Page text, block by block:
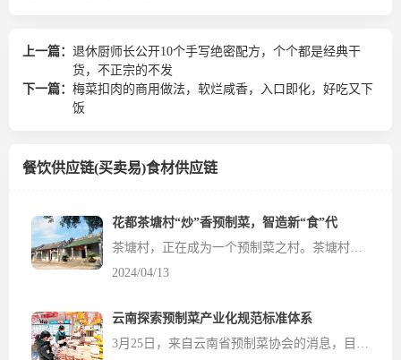
上一篇： 退休厨师长公开10个手写绝密配方，个个都是经典干
货，不正宗的不发
下一篇： 梅菜扣肉的商用做法，软烂咸香，入口即化，好吃又下
饭
餐饮供应链(买卖易)食材供应链
花都茶塘村“炒”香预制菜，智造新“食”代
2024/04/13
云南探索预制菜产业化规范标准体系